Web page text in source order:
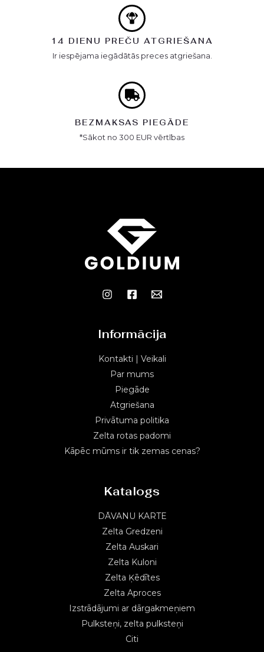
14 DIENU PREČU ATGRIEŠANA
Ir iespējama iegādātās preces atgriešana.
BEZMAKSAS PIEGĀDE
*Sākot no 300 EUR vērtības
Informācija
Kontakti | Veikali
Par mums
Piegāde
Atgriešana
Privātuma politika
Zelta rotas padomi
Kāpēc mūms ir tik zemas cenas?
Katalogs
DĀVANU KARTE
Zelta Gredzeni
Zelta Auskari
Zelta Kuloni
Zelta Ķēdītes
Zelta Aproces
Izstrādājumi ar dārgakmeņiem
Pulksteņi, zelta pulksteņi
Citi